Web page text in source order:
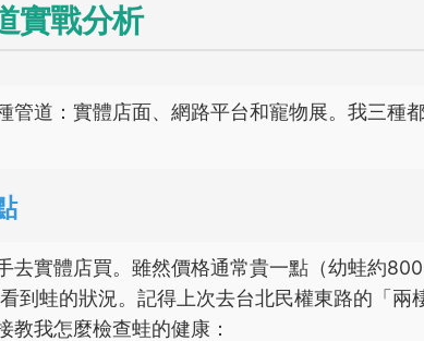
實戰分析
管道：實體店面、網路平台和寵物展。我三種
去實體店買。雖然價格通常貴一點（幼蛙約
到蛙的狀況。記得上次去台北民權東路的「兩
教我怎麼檢查蛙的健康：